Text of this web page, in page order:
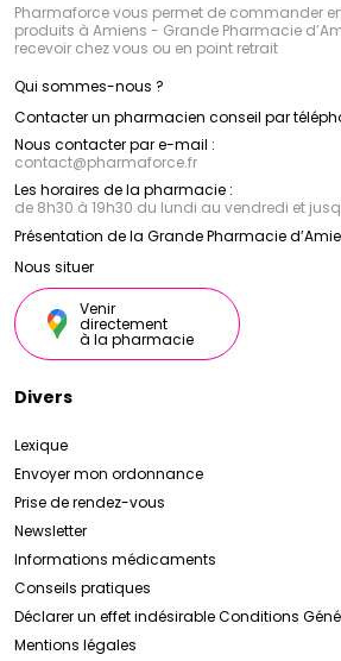
Pharmaforce vous permet de commander
produits à Amiens - Grande Pharmacie
recevoir chez vous ou en point retrait
Qui sommes-nous ?
Contacter un pharmacien conseil par
Nous contacter par e-mail :
contact@pharmaforce.fr
Les horaires de la pharmacie :
de 8h30 à 19h30 du lundi au vendredi et
Présentation de la Grande Pharmacie
Nous situer
Venir
directement
à la pharmacie
Divers
Lexique
Envoyer mon ordonnance
Prise de rendez-vous
Newsletter
Informations médicaments
Conseils pratiques
Déclarer un effet indésirableConditions
Mentions légales